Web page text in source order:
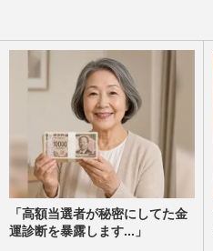
「高額当選者が秘密にしてた金
運診断を暴露します...」